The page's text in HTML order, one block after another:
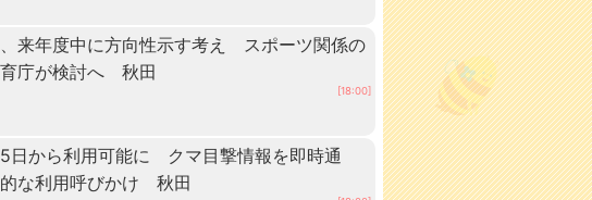
来年度中に方向性示す考え スポーツ関係の
庁が検討へ 秋田
[18:00]
日から利用可能に クマ目撃情報を即時通
な利用呼びかけ 秋田